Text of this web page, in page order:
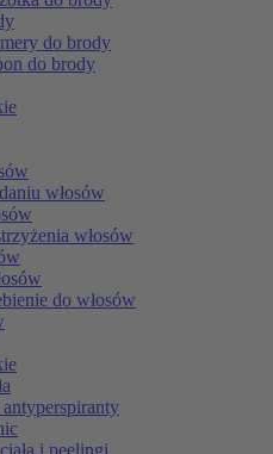
do brody
do brody
włosów
włosów
do włosów
i peelingi